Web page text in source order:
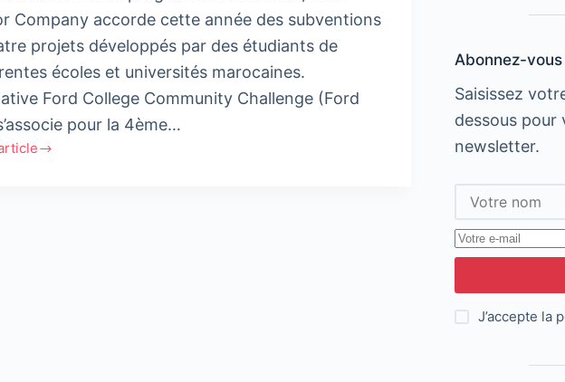
Company accorde cette année des subventions
projets développés par des étudiants de
écoles et universités marocaines.
Ford College Community Challenge (Ford
pour la 4ème…
Abonnez-
Saisissez
dessous pour
newsletter.
J’accepte la